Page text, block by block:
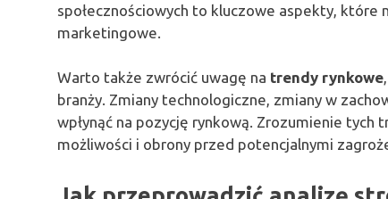
społecznościowych to kluczowe aspekty, które
marketingowe.
Warto także zwrócić uwagę na trendy rynkowe
branży. Zmiany technologiczne, zmiany w
wpłynąć na pozycję rynkową. Zrozumienie
możliwości i obrony przed potencjalnymi